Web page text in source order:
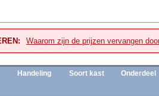
Waarom zijn de prijzen vervangen
Handeling Soort kast Onderdeel